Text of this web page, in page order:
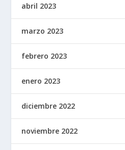
abril 2023
marzo 2023
febrero 2023
enero 2023
diciembre 2022
noviembre 2022